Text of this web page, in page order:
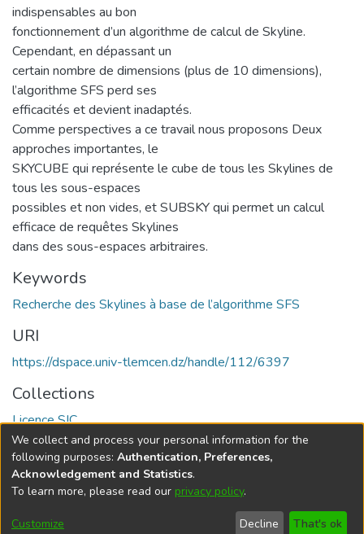
indispensables au bon
fonctionnement d’un algorithme de calcul de Skyline.
Cependant, en dépassant un
certain nombre de dimensions (plus de 10 dimensions),
l’algorithme SFS perd ses
efficacités et devient inadaptés.
Comme perspectives a ce travail nous proposons Deux
approches importantes, le
SKYCUBE qui représente le cube de tous les Skylines de
tous les sous-espaces
possibles et non vides, et SUBSKY qui permet un calcul
efficace de requêtes Skylines
dans des sous-espaces arbitraires.
Keywords
Recherche des Skylines à base de l’algorithme SFS
URI
https://dspace.univ-tlemcen.dz/handle/112/6397
Collections
Licence SIC
Full item page
DSpace softwarecopyright © 2002-2026
Cookie
End User
Send
We collect and process your personal information for the
following purposes: Authentication, Preferences,
Acknowledgement and Statistics.
To learn more, please read our privacy policy.
Customize Decline That's ok